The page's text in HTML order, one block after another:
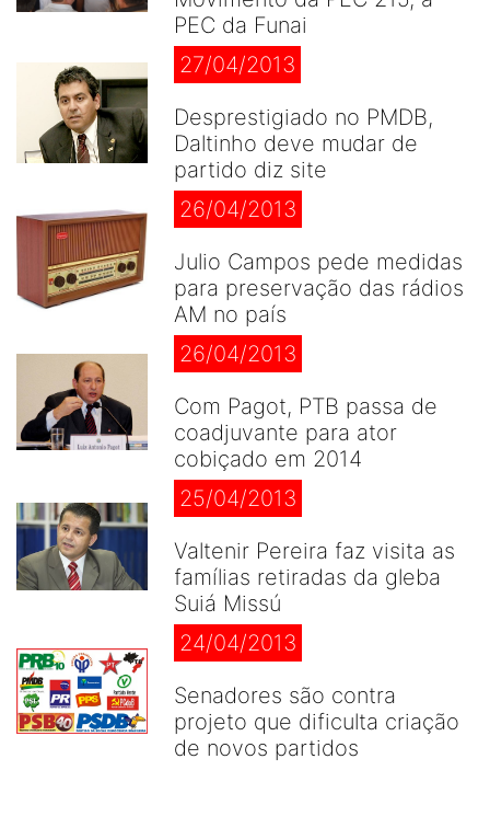
PEC da Funai
27/04/2013
Desprestigiado no PMDB,
Daltinho deve mudar de
partido diz site
26/04/2013
Julio Campos pede medidas
para preservação das rádios
AM no país
26/04/2013
Com Pagot, PTB passa de
coadjuvante para ator
cobiçado em 2014
25/04/2013
Valtenir Pereira faz visita as
famílias retiradas da gleba
Suiá Missú
24/04/2013
Senadores são contra
projeto que dificulta criação
de novos partidos